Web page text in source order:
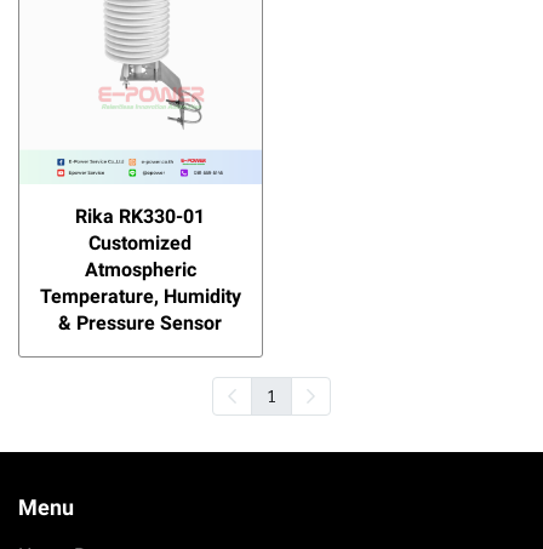
Rika RK330-01
Customized
Atmospheric
Temperature, Humidity
& Pressure Sensor
1
Menu